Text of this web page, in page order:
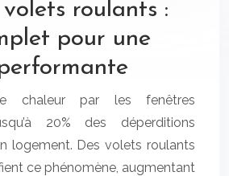
volets roulants :
pour une
chaleur par les fenêtres
20% des déperditions
logement. Des volets roulants
ce phénomène, augmentant